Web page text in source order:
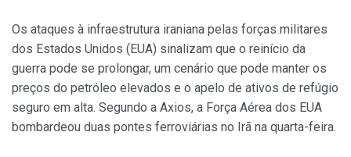
Os ataques à infraestrutura iraniana pelas forças militares
dos Estados Unidos (EUA) sinalizam que o reinício da
guerra pode se prolongar, um cenário que pode manter os
preços do petróleo elevados e o apelo de ativos de refúgio
seguro em alta. Segundo a Axios, a Força Aérea dos EUA
bombardeou duas pontes ferroviárias no Irã na quarta-feira.